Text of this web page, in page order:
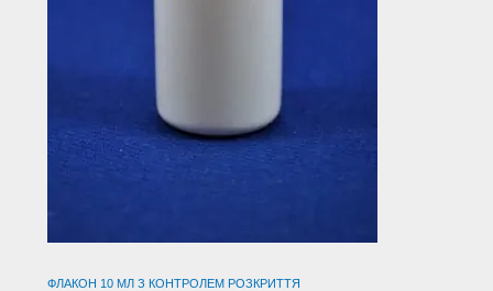
ФЛАКОН 10 МЛ З КОНТРОЛЕМ РОЗКРИТТЯ